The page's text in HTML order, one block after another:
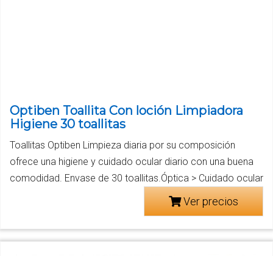
Optiben Toallita Con loción Limpiadora
Higiene 30 toallitas
Toallitas Optiben Limpieza diaria por su composición
ofrece una higiene y cuidado ocular diario con una buena
comodidad. Envase de 30 toallitas.Óptica > Cuidado ocular
Ver precios